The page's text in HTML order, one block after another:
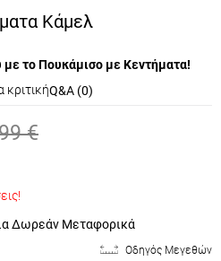
Κάμελ
με το Πουκάμισο με
€